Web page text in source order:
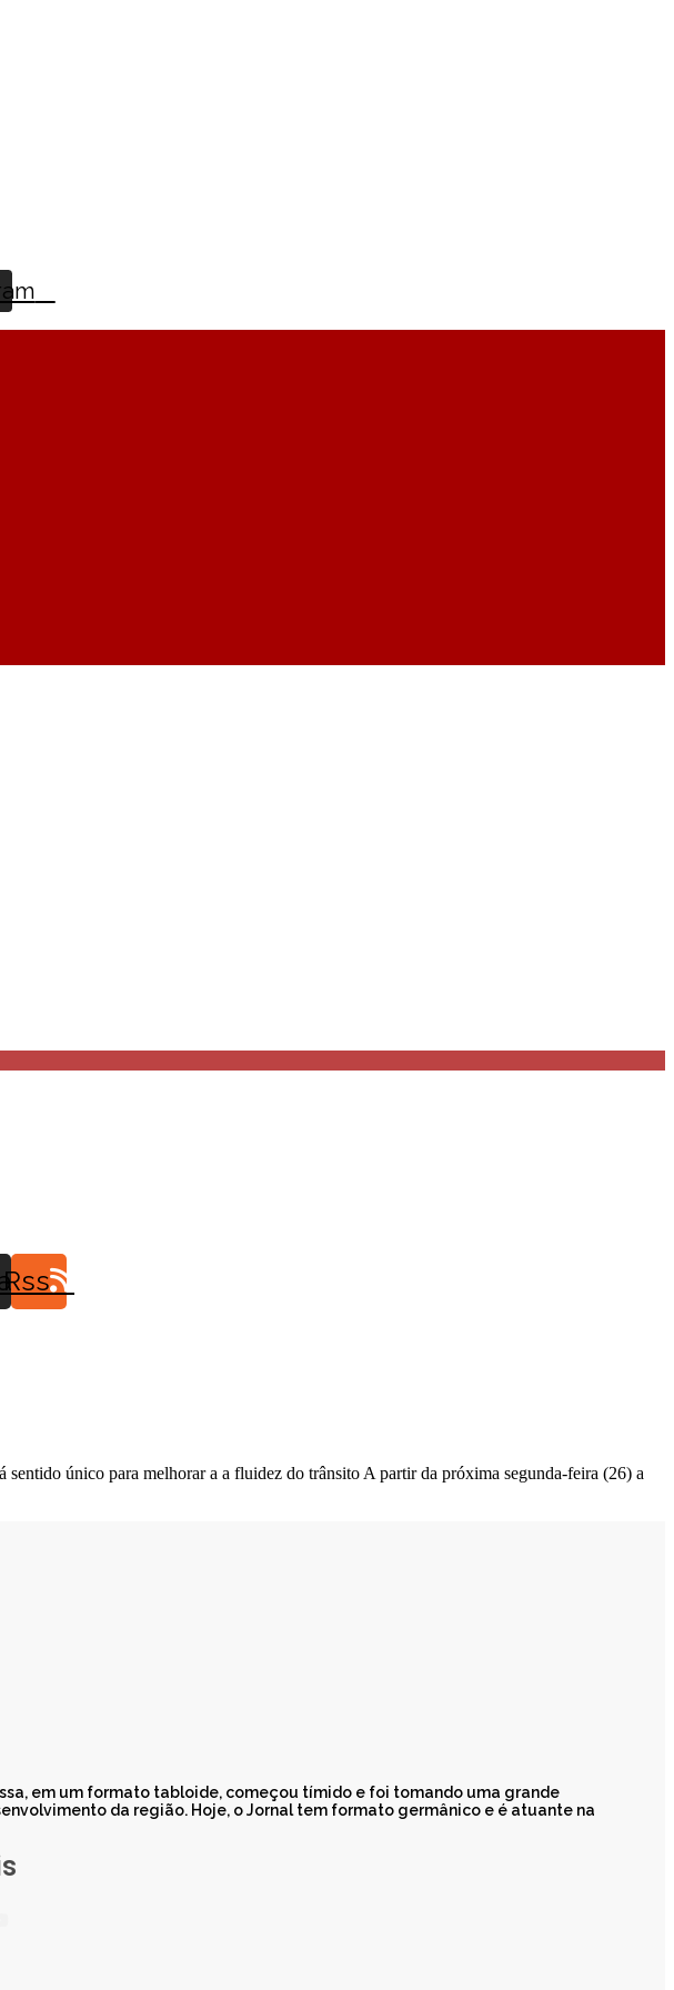
Rss
único para melhorar a a fluidez do trânsito A partir da próxima segunda-feira (26) a
em um formato tabloide, começou tímido e foi tomando uma grande
da região. Hoje, o Jornal tem formato germânico e é atuante na